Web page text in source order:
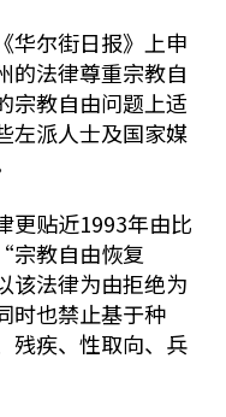
华尔街日报》上申
的法律尊重宗教自
宗教自由问题上适
左派人士及国家媒
更贴近1993年由比
教自由恢复
该法律为由拒绝为
时也禁止基于种
残疾、性取向、兵